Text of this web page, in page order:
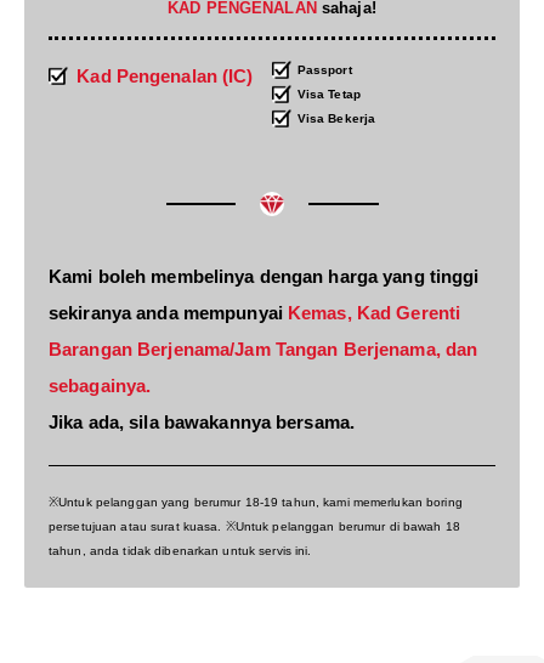
KAD PENGENALAN sahaja!
Kad Pengenalan (IC)
Passport
Visa Tetap
Visa Bekerja
Kami boleh membelinya dengan harga yang tinggi
sekiranya anda mempunyai Kemas, Kad Gerenti
Barangan Berjenama/Jam Tangan Berjenama, dan
sebagainya.
Jika ada, sila bawakannya bersama.
※Untuk pelanggan yang berumur 18-19 tahun, kami memerlukan boring
persetujuan atau surat kuasa. ※Untuk pelanggan berumur di bawah 18
tahun, anda tidak dibenarkan untuk servis ini.